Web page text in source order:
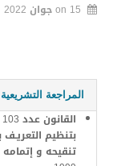
التعريف بالمدينة
تاريخ المدينة
زيارة المدينة
الحياة الإقتصادية
on 15 جوان 2022
المراجعة التشريعية
بتنظيم